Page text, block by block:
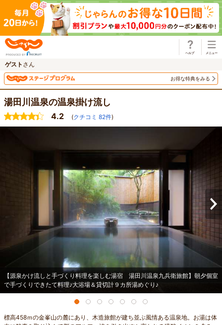
ゲスト さん
お得な特典をみる
湯田川温泉の温泉掛け流し
4.2 (クチコミ 82件)
【源泉かけ流しと手づくり料理を楽しむ湯宿 湯田川温泉九兵衛旅館】朝夕個室
で手づくりできたて料理♪大浴場＆貸切計９カ所湯めぐり♪
標高458ｍの金峯山の麓にあり、木造旅館が建ち並ぶ風情ある温泉地。お湯は体